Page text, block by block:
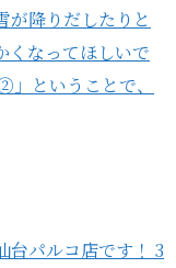
が降りだしたりと
くなってほしいで
ということで、
台パルコ店です！ 3